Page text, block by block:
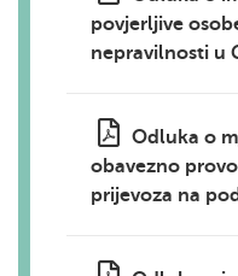
povjerljive
nepravilnosti u
Odluka o
obavezno
prijevoza na